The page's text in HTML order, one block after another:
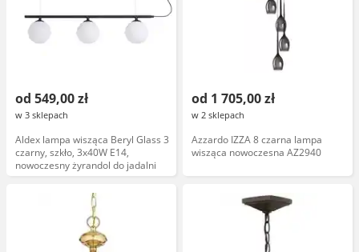
od 549,00 zł
w 3 sklepach
Aldex lampa wisząca Beryl Glass 3
czarny, szkło, 3x40W E14,
nowoczesny żyrandol do jadalni
od 1 705,00 zł
w 2 sklepach
Azzardo IZZA 8 czarna lampa
wisząca nowoczesna AZ2940